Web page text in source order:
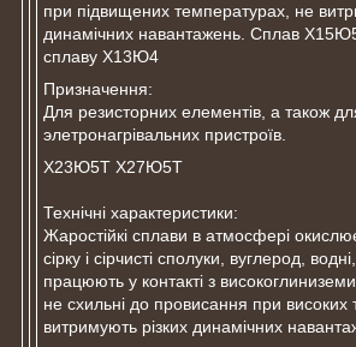
при підвищених температурах, не
динамічних навантажень. Сплав
сплаву Х13Ю4
Призначення:
Для резисторних елементів, а також
элетронагрівальних пристроїв.
Х23Ю5Т Х27Ю5Т
Технічні характеристики:
Жаростійкі сплави в атмосфері
сірку і сірчисті сполуки, вуглерод,
працюють у контакті з
не схильні до провисання при
витримують різких динамічних